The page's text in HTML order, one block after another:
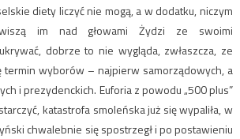
diety liczyć nie mogą, a w dodatku, niczym
im nad głowami Żydzi ze swoimi
dobrze to nie wygląda, zwłaszcza, ze
termin wyborów – najpierw samorządowych, a
i prezydenckich. Euforia z powodu „500 plus”
katastrofa smoleńska już się wypaliła, w
chwalebnie się spostrzegł i po postawieniu